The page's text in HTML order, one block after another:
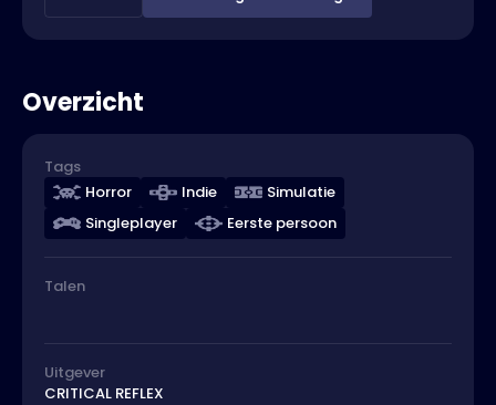
Overzicht
Tags
Horror
Indie
Simulatie
Singleplayer
Eerste persoon
Talen
Uitgever
CRITICAL REFLEX